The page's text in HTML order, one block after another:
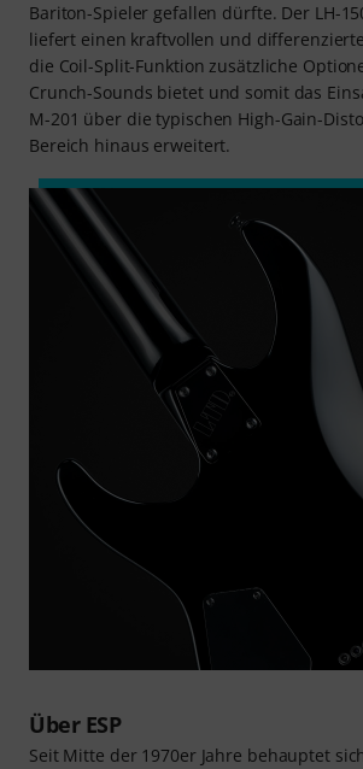
Bariton-Spieler gefallen dürfte. Der LH-
liefert einen kraftvollen und
die Coil-Split-Funktion zusätzliche
Crunch-Sounds bietet und somit das
M-201 über die typischen High-Gain-
Bereich hinaus erweitert.
Über ESP
Seit Mitte der 1970er Jahre behauptet